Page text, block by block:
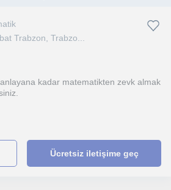
Trabzon, Trabzo...
anlayana kadar matematikten zevk almak
Ücretsiz iletişime geç